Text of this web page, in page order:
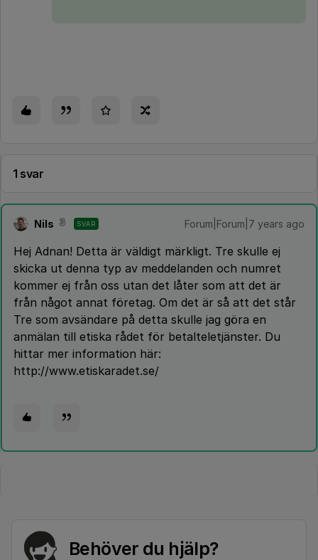
1 svar
Nils SVAR Forum|Forum|7 years ago
Hej Adnan! Detta är väldigt märkligt. Tre skulle ej
skicka ut denna typ av meddelanden och numret
kommer ej från oss utan det låter som att det är
från något annat företag. Om det är så att det står
Tre som avsändare på detta skulle jag göra en
anmälan till etiska rådet för betalteletjänster. Du
hittar mer information här:
http://www.etiskaradet.se/
Behöver du hjälp?